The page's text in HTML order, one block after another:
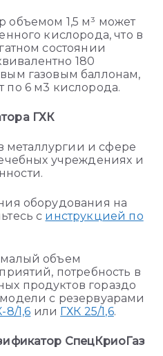
объемом 1,5 м³ может
кислорода, что в
состоянии
180
газовым баллонам,
по 6 м3 кислорода.
ГХК
металлургии и сфере
учреждениях и
оборудования на
с инструкцией по
объем
потребность в
продуктов гораздо
с резервуарами
8/1,6 или ГХК 25/1,6.
СпецКриоГаз